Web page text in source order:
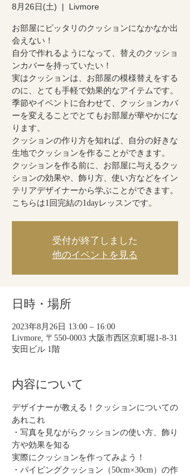
8月26日(土)
  |
Livmore
お部屋にピッタリのクッションになかなか出
会えない！
自分で作れるようになって、替えのクッショ
ンカバーを持っていたい！
実はクッションは、お部屋の模様替えをする
のに、とても手軽で効果的なアイテムです。
季節やイベントに合わせて、クッションカバ
ーを変えることでとてもお部屋が華やかにな
ります。
クッションの作り方を知れば、自分の好きな
生地でクッションを作ることができます。
クッションを作る前に、お部屋に与えるクッ
ションの効果や、飾り方、使い方などをイン
テリアデザイナーから学ぶことができます。
こちらは1回完結の1dayレッスンです。
受付が終了しました
他のイベントを見る
日時・場所
2023年8月26日 13:00 – 16:00
Livmore, 〒550-0003 大阪市西区京町堀1-8-31
安田ビル 1階
内容について
デザイナーが教える！クッションについての
あれこれ
・写真を見ながらクッションの使い方、飾り
方や効果を知る
実際にクッションを作ってみよう！
・パイピングクッション（50cm×30cm）の作